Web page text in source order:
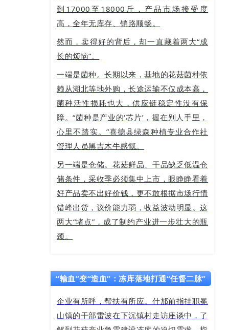
到17000至18000斤，产品市场接受度
高，全年无库存、销路顺畅。
然而，卖得好的背后，却一直藏着两大“成
长的烦恼”。
一端是菌种。长期以来，基地的花菇菌种依
赖从湖北等地外购，长途运输不仅成本高，
菌种活性损耗也大，供应链稳定性没有保
障。“菌种是产业的‘芯片’，握在别人手里，
心里不踏实。”喜德县绿森种植专业合作社
管理人员黑吉木牛感慨。
另一端是仓储。花菇鲜品、干品缺乏低温仓
储条件，采收季必须集中上市，眼睁睁看着
好产品卖不出好价钱，更不敢根据市场行情
错峰出货，议价能力弱，收益波动明显。这
两大“堵点”，成了制约产业进一步壮大的瓶
颈。
“输血”变“造血”：冻库落地打通“任督二脉”
企业有所呼，帮扶有所应。什邡前指挂职冕
山镇的干部雷波在下沉镇村走访座谈中，了